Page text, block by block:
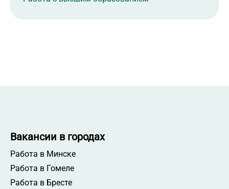
Вакансии в городах
Работа в Минске
Работа в Гомеле
Работа в Бресте